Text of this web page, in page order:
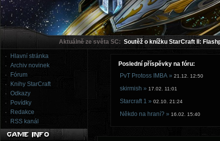
Aktuálně ze světa SC: Soutěž o knížku StarCraft II:
Hlavní stránka
Archiv novinek
Fórum
Knihy StarCraft
Odkazy
Povídky
Redakce
RSS kanál
Poslední příspěvky na fóru:
PvT Protoss IMBA » 21.12. 12:50
skirmish » 17.02. 11:01
Starcraft 1 » 02.10. 21:24
Někdo na hraní? » 16.02. 15:40